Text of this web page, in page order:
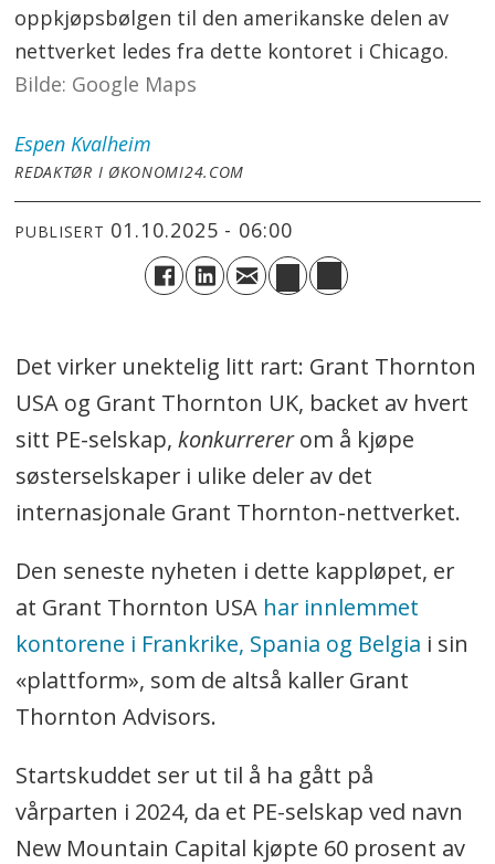
oppkjøpsbølgen til den amerikanske delen av
nettverket ledes fra dette kontoret i Chicago.
Google Maps
Espen Kvalheim
REDAKTØR I ØKONOMI24.COM
PUBLISERT 01.10.2025 - 06:00
Det virker unektelig litt rart: Grant Thornton
USA og Grant Thornton UK, backet av hvert
sitt PE-selskap, konkurrererom å kjøpe
søsterselskaper i ulike deler av det
internasjonale Grant Thornton-nettverket.
Den seneste nyheten i dette kappløpet, er
at Grant Thornton USA har innlemmet
kontorene i Frankrike, Spania og Belgia i sin
«plattform», som de altså kaller Grant
Thornton Advisors.
Startskuddet ser ut til å ha gått på
vårparten i 2024, da et PE-selskap ved navn
New Mountain Capital kjøpte 60 prosent av